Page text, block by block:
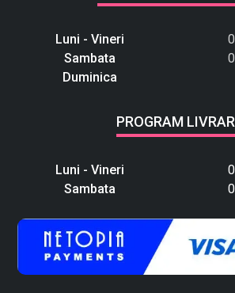
Luni - Vineri
Sambata
Duminica
PROGRAM
Luni - Vineri
Sambata